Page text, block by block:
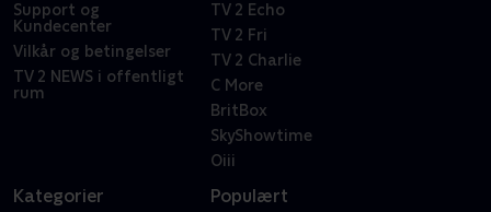
Support og
Kundecenter
Vilkår og betingelser
TV 2 NEWS i offentligt
rum
TV 2 Echo
TV 2 Fri
TV 2 Charlie
C More
BritBox
SkyShowtime
Oiii
Kategorier Populært